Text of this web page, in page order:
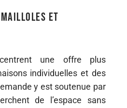
Mailloles et
une offre plus
individuelles et des
y est soutenue par
de l’espace sans